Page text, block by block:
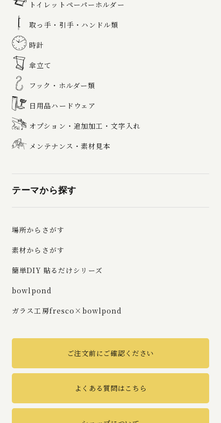
トイレットペーパーホルダー
取っ手・引手・ハンドル類
時計
傘立て
フック・ホルダー類
日用品ハードウェア
オプション・追加加工・文字入れ
メンテナンス・素材見本
テーマから探す
場所からさがす
素材からさがす
簡単DIY 貼るだけシリーズ
bowlpond
ガラス工房fresco×bowlpond
ご注文前にご確認ください
よくある質問はこちら